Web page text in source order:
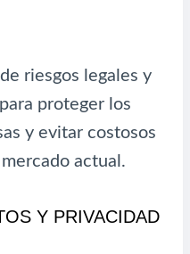
riesgos legales y
proteger los
y evitar costosos
actual.
Y PRIVACIDAD